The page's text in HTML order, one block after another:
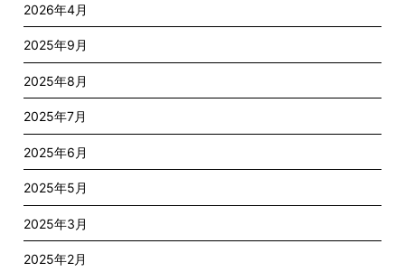
2026年4月
2025年9月
2025年8月
2025年7月
2025年6月
2025年5月
2025年3月
2025年2月